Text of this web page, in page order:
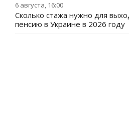
6 августа, 16:00
Сколько стажа нужно для
пенсию в Украине в 2026 году